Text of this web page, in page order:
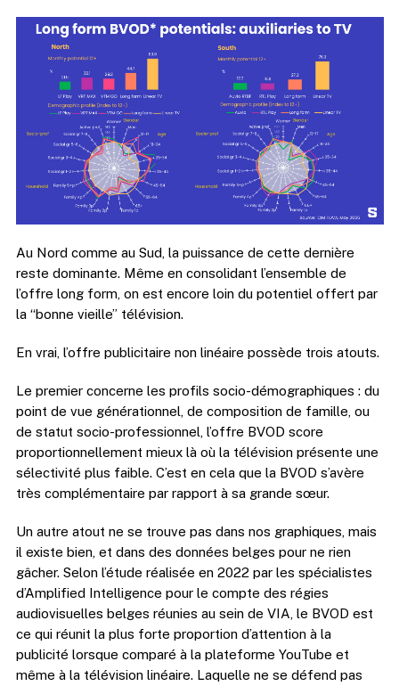
Au Nord comme au Sud, la puissance de cette dernière
reste dominante. Même en consolidant l’ensemble de
l’offre long form, on est encore loin du potentiel offert par
la “bonne vieille” télévision.
En vrai, l’offre publicitaire non linéaire possède trois atouts.
Le premier concerne les profils socio-démographiques : du
point de vue générationnel, de composition de famille, ou
de statut socio-professionnel, l’offre BVOD score
proportionnellement mieux là où la télévision présente une
sélectivité plus faible. C’est en cela que la BVOD s’avère
très complémentaire par rapport à sa grande sœur.
Un autre atout ne se trouve pas dans nos graphiques, mais
il existe bien, et dans des données belges pour ne rien
gâcher. Selon l’étude réalisée en 2022 par les spécialistes
d’Amplified Intelligence pour le compte des régies
audiovisuelles belges réunies au sein de VIA, le BVOD est
ce qui réunit la plus forte proportion d’attention à la
publicité lorsque comparé à la plateforme YouTube et
même à la télévision linéaire. Laquelle ne se défend pas